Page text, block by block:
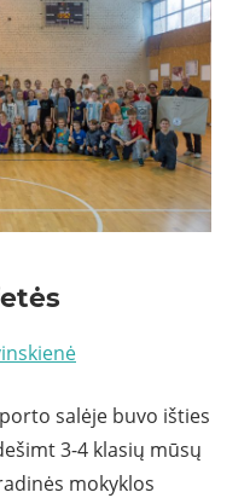
salėje buvo išties
3-4 klasių mūsų
mokyklos